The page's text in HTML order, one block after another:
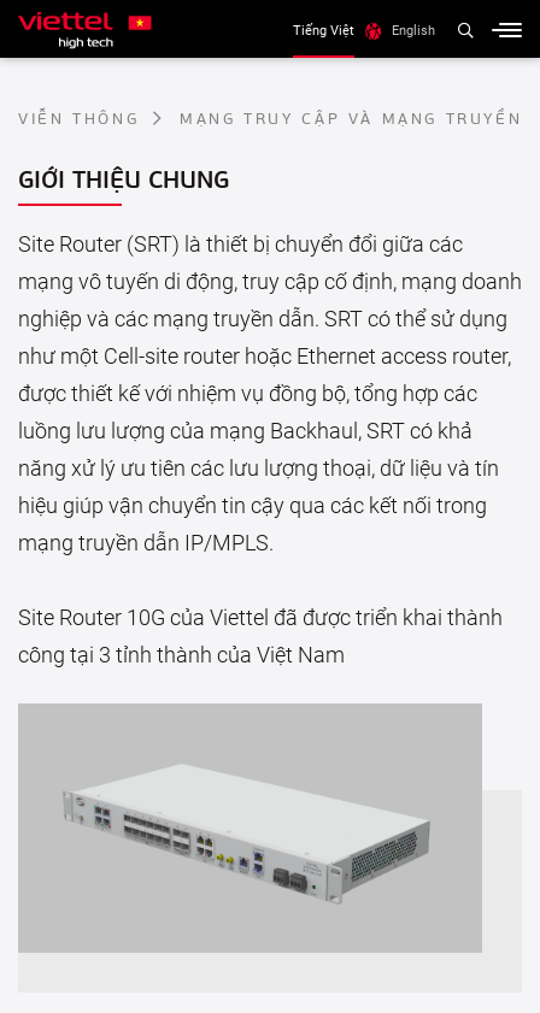
Tiếng Việt English
ROUTER 10
tuyến di động, truy cập cố định, mạng doanh nghiệp và các
VIỄN THÔNG MẠNG TRUY CẬP VÀ MẠNG TRUYỀN
GIỚI THIỆU CHUNG
Site Router (SRT) là thiết bị chuyển đổi giữa các
mạng vô tuyến di động, truy cập cố định, mạng doanh
nghiệp và các mạng truyền dẫn. SRT có thể sử dụng
như một Cell-site router hoặc Ethernet access router,
được thiết kế với nhiệm vụ đồng bộ, tổng hợp các
luồng lưu lượng của mạng Backhaul, SRT có khả
năng xử lý ưu tiên các lưu lượng thoại, dữ liệu và tín
hiệu giúp vận chuyển tin cậy qua các kết nối trong
mạng truyền dẫn IP/MPLS.
Site Router 10G của Viettel đã được triển khai thành
công tại 3 tỉnh thành của Việt Nam